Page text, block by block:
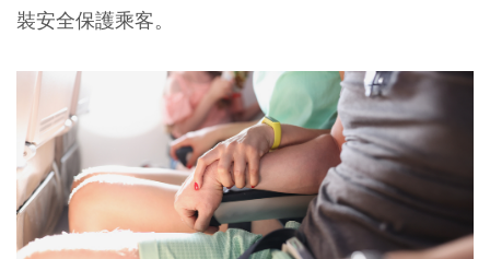
裝安全保護乘客。